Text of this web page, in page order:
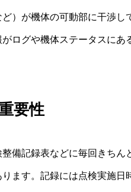
）が機体の可動部に干渉
ログや機体ステータスにあ
要性
備記録表などに毎回きち
ます。記録には点検実施